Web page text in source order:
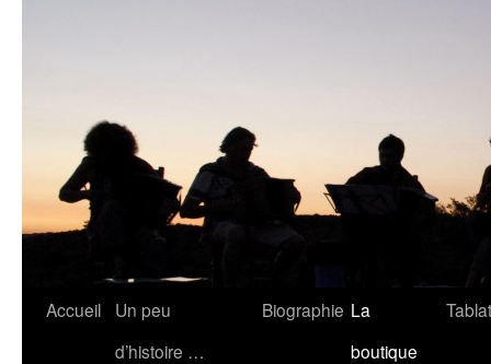
Accueil
Un peu
d’histoire …
Biographie La
boutique